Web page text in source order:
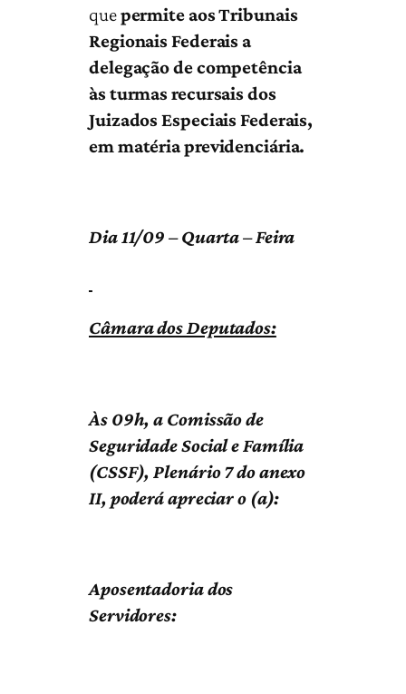
quepermite aos Tribunais
Regionais Federais a
delegação de competência
às turmas recursais dos
Juizados Especiais Federais,
em matéria previdenciária.
Dia 11/09 – Quarta – Feira
Câmara dos Deputados:
Às 09h, a Comissão de
Seguridade Social e Família
(CSSF), Plenário 7 do anexo
II, poderá apreciar o (a):
Aposentadoria dos
Servidores: